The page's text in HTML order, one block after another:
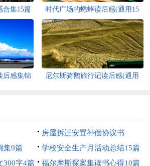
合集15篇
时代广场的蟋蟀读后感(通用15
篇)
后感集锦
尼尔斯骑鹅旅行记读后感(通用
房屋拆迁安置补偿协议书
集9篇
学校安全生产月活动总结15篇
300字4篇
福尔摩斯探案集读书心得10篇